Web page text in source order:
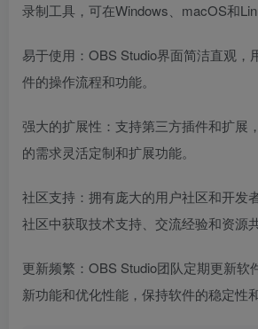
录制工具，可在Windows、macOS和
易于使用：OBS Studio界面简洁直观，
件的操作流程和功能。
强大的扩展性：支持第三方插件和扩展
的需求灵活定制和扩展功能。
社区支持：拥有庞大的用户社区和开发
社区中获取技术支持、交流经验和资源共
更新频繁：OBS Studio团队定期更新软
新功能和优化性能，保持软件的稳定性